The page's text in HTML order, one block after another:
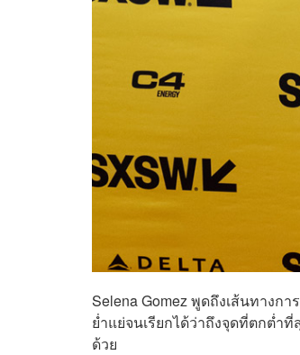
Selena Gomez พูดถึงเส้นทางก
ย่ำแย่จนเรียกได้ว่าถึงจุดที่ตกต่ำ
ด้วย